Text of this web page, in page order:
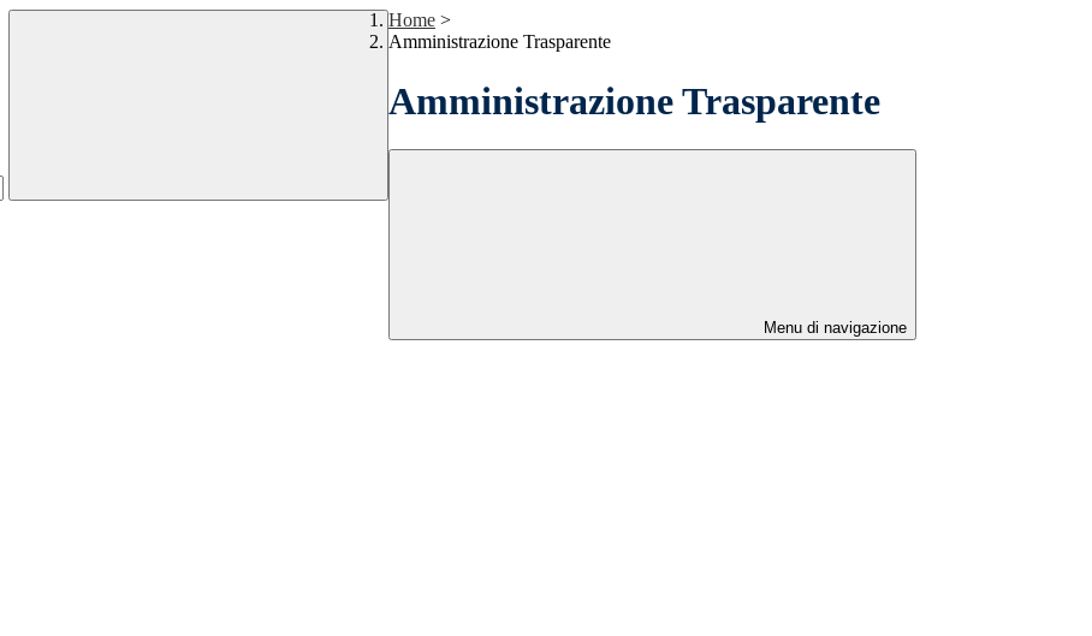
Home >
Amministrazione Trasparente
Amministrazione Trasparente
Menu di navigazione